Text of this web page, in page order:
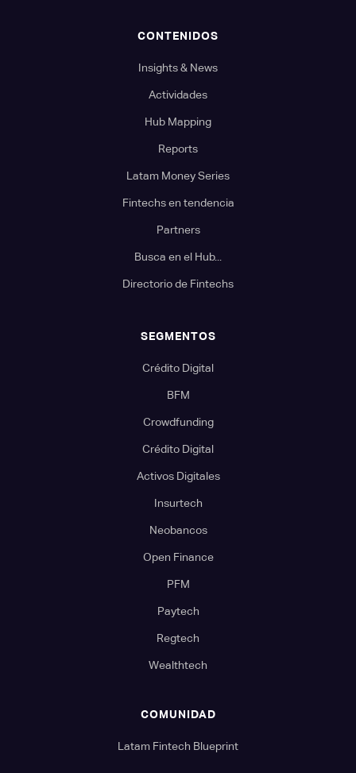
CONTENIDOS
Insights & News
Actividades
Hub Mapping
Reports
Latam Money Series
Fintechs en tendencia
Partners
Busca en el Hub...
Directorio de Fintechs
SEGMENTOS
Crédito Digital
BFM
Crowdfunding
Crédito Digital
Activos Digitales
Insurtech
Neobancos
Open Finance
PFM
Paytech
Regtech
Wealthtech
COMUNIDAD
Latam Fintech Blueprint